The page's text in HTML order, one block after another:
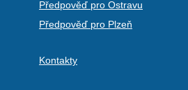
Předpověď pro Ostravu
Předpověď pro Plzeň
Kontakty